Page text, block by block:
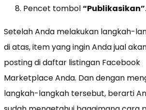
Pencet tombol
Setelah Anda melakukan langkah-
di atas, item yang ingin Anda jual
posting di daftar listingan Facebook
Marketplace Anda. Dan dengan
langkah-langkah tersebut, berarti